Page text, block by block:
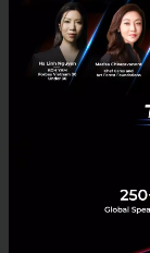
ในชีวิตประจำวัน
ปัจจุบันมีบริษัท
นำ Pepper มา
ได้หลากหลาย
ค้าปลีก การโร
หน่วยงานราชก